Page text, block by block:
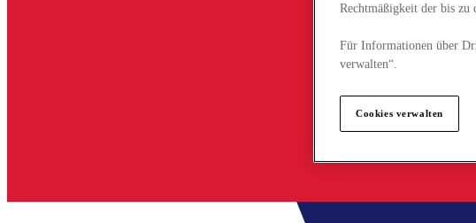
Rechtmäßigkeit der bis zu
Für Informationen über
verwalten“.
Cookies verwalten